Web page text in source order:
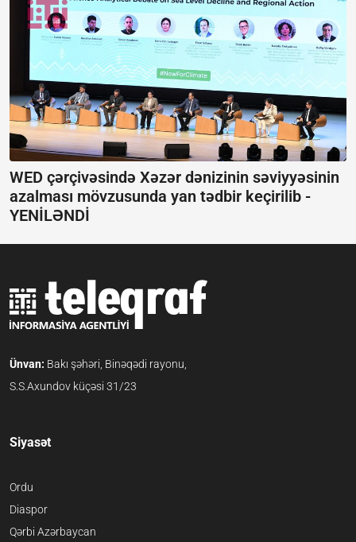
WED çərçivəsində Xəzər dənizinin səviyyəsinin
azalması mövzusunda yan tədbir keçirilib -
YENİLƏNDİ
Ünvan: Bakı şəhəri, Binəqədi rayonu,
S.S.Axundov küçəsi 31/23
Siyasət
Ordu
Diaspor
Qərbi Azərbaycan